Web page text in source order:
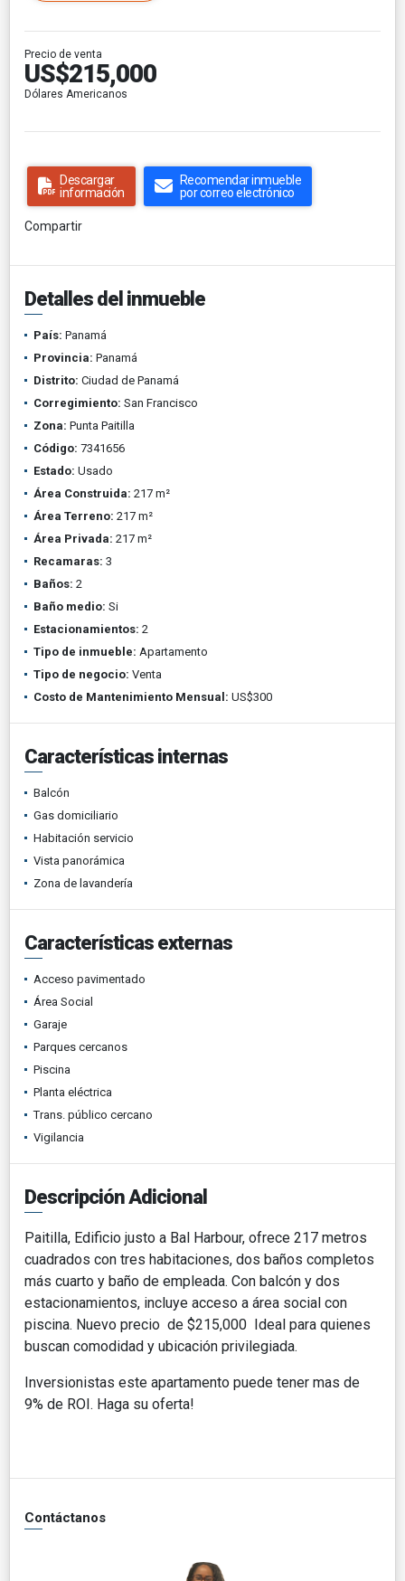
Precio de venta
US$215,000
Dólares Americanos
Descargar
información
Recomendar inmueble
por correo electrónico
Compartir
Detalles del inmueble
País: Panamá
Provincia: Panamá
Distrito: Ciudad de Panamá
Corregimiento: San Francisco
Zona: Punta Paitilla
Código: 7341656
Estado: Usado
Área Construida: 217 m²
Área Terreno: 217 m²
Área Privada: 217 m²
Recamaras: 3
Baños: 2
Baño medio: Si
Estacionamientos: 2
Tipo de inmueble: Apartamento
Tipo de negocio: Venta
Costo de Mantenimiento Mensual: US$300
Características internas
Balcón
Gas domiciliario
Habitación servicio
Vista panorámica
Zona de lavandería
Características externas
Acceso pavimentado
Área Social
Garaje
Parques cercanos
Piscina
Planta eléctrica
Trans. público cercano
Vigilancia
Descripción Adicional
Paitilla, Edificio justo a Bal Harbour, ofrece 217 metros
cuadrados con tres habitaciones, dos baños completos
más cuarto y baño de empleada. Con balcón y dos
estacionamientos, incluye acceso a área social con
piscina. Nuevo precio de $215,000 Ideal para quienes
buscan comodidad y ubicación privilegiada.
Inversionistas este apartamento puede tener mas de
9% de ROI. Haga su oferta!
Contáctanos